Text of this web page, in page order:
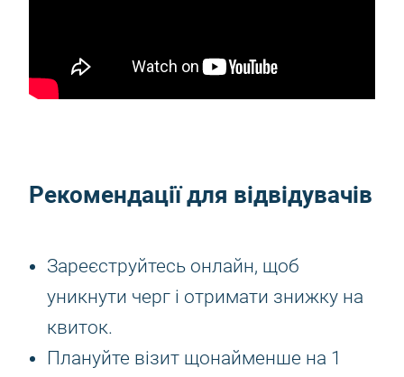
Рекомендації для відвідувачів
Зареєструйтесь онлайн, щоб
уникнути черг і отримати знижку на
квиток.
Плануйте візит щонайменше на 1